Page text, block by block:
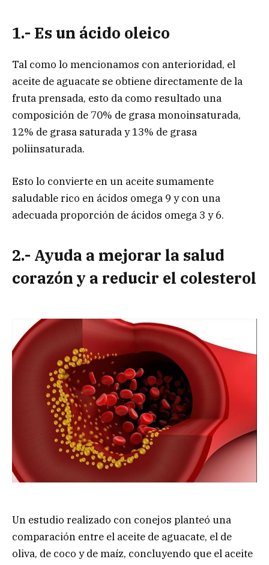
1.- Es un ácido oleico
Tal como lo mencionamos con anterioridad, el
aceite de aguacate se obtiene directamente de la
fruta prensada, esto da como resultado una
composición de 70% de grasa monoinsaturada,
12% de grasa saturada y 13% de grasa
poliinsaturada.
Esto lo convierte en un aceite sumamente
saludable rico en ácidos omega 9 y con una
adecuada proporción de ácidos omega 3 y 6.
2.- Ayuda a mejorar la salud
corazón y a reducir el colesterol
Un estudio realizado con conejos planteó una
comparación entre el aceite de aguacate, el de
oliva, de coco y de maíz, concluyendo que el aceite